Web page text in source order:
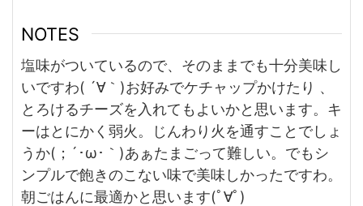
NOTES
塩味がついているので、そのままでも十分美味し
いですわ( ´∀｀)お好みでケチャップかけたり 、
とろけるチーズを入れてもよいかと思います。 キ
ーはとにかく弱火。
じんわり火を通すことでしょ
うか(；´･ω･｀)あぁたまごって難しい。 でもシ
ンプルで飽きのこない味で美味しかったですわ。
朝ごはんに最適かと思います(ﾟ∀ﾟ)